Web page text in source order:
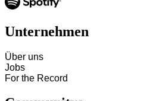
Unternehmen
Über uns
Jobs
For the Record